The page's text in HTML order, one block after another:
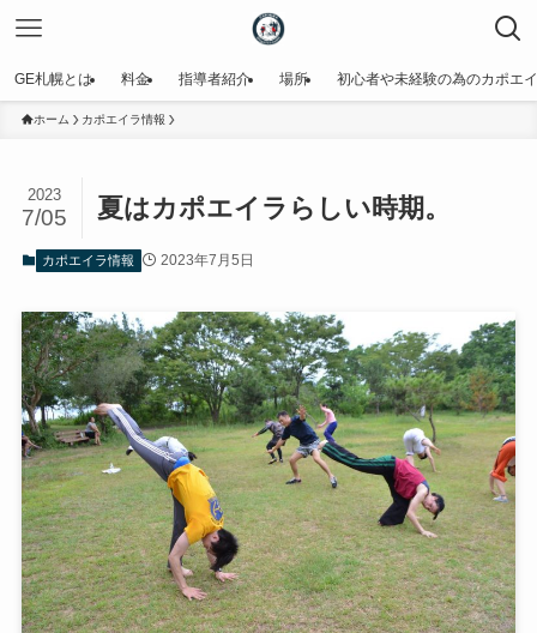
GE札幌とは 料金 指導者紹介 場所 初心者や未経験の為のカポエ
ホーム カポエイラ情報
夏はカポエイラらしい時期。
2023
7/05
カポエイラ情報 2023年7月5日